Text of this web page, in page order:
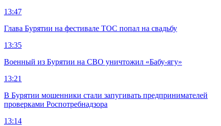
13:47
Глава Бурятии на фестивале ТОС попал на свадьбу
13:35
Военный из Бурятии на СВО уничтожил «Бабу-ягу»
13:21
В Бурятии мошенники стали запугивать предпринимателей
проверками Роспотребнадзора
13:14